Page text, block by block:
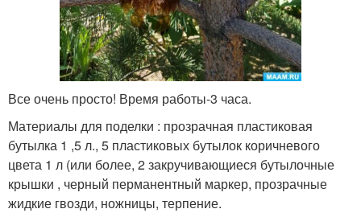
Все очень просто! Время работы-3 часа.
Материалы для поделки : прозрачная пластиковая
бутылка 1 ,5 л., 5 пластиковых бутылок коричневого
цвета 1 л (или более, 2 закручивающиеся бутылочные
крышки , черный перманентный маркер, прозрачные
жидкие гвозди, ножницы, терпение.